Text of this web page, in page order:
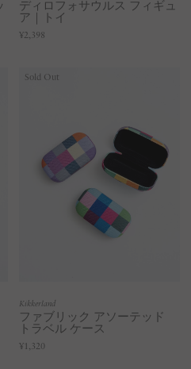
ディロフォサウルス フィギュ
ア｜トイ
¥2,398
Sold Out
Kikkerland
ファブリック アソーテッド
トラベル ケース
¥1,320